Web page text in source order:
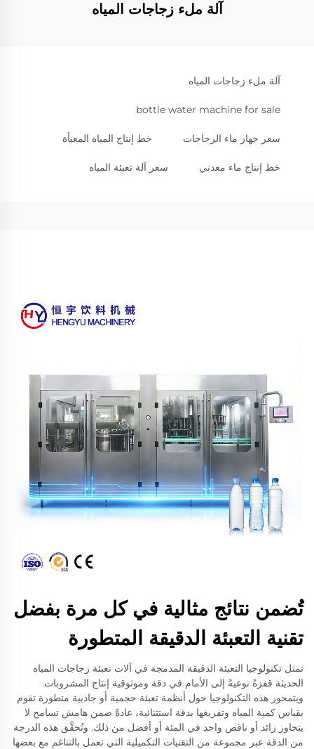
آلة ملء زجاجات المياه
آلة ملء زجاجات المياه
bottle water machine for sale
سعر جهاز ماء الزجاجات خط إنتاج المياه المعبأة
خط إنتاج ماء معدني سعر آلة تعبئة المياه
تُضمن نتائج مثالية في كل مرة بفضل
تقنية التعبئة الدقيقة المتطورة
تمثل تكنولوجيا التعبئة الدقيقة المدمجة في آلات تعبئة زجاجات المياه
الحديثة قفزةً نوعيةً إلى الأمام في دقة وموثوقية إنتاج المشروبات.
ويتمحور هذه التكنولوجيا حول أنظمة تعبئة حجمية أو جاذبية متطورة تقوم
بقياس كمية المياه وتفريغها بدقة استثنائية، عادةً ضمن هامش تسامح لا
يتجاوز زائد أو ناقص واحد في المئة أو أفضل من ذلك. وتُحقَّق هذه الدرجة
من الدقة عبر مجموعة من التقنيات التكميلية التي تعمل بالتناغم مع بعضها